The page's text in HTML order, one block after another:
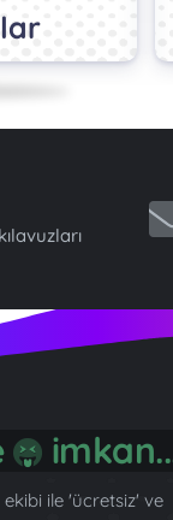
ile 'ücretsiz' ve